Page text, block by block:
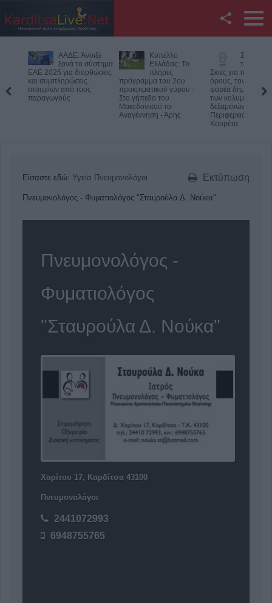
Twitter
YouTube
Αναζήτηση
KarditsaLive.Net
ΑΑΔΕ: Άνοιξε
ξανά το σύστημα
ΕΑΕ 2025 για διορθώσεις
και συμπληρώσεις
στοιχείων από τους
παραγωγούς
Κύπελλο
Ελλάδας: Το
πλήρες
πρόγραμμα του 2ου
προκριματικού γύρου -
Στο γήπεδο του
Μακεδονικού το
Αναγέννηση - Άρης
των
Σκιές για το
όρους, τον τρόπο
φορέα
των κολυμβητικών
δεξαμενών της
Περιφερειακής
Κουρέτα
Εκτύπωση
Είσαστε εδώ: Υγεία Πνευμονολόγοι
Πνευμονολόγος - Φυματιολόγος "Σταυρούλα Δ. Νούκα"
Πνευμονολόγος -
Φυματιολόγος
"Σταυρούλα Δ. Νούκα"
Χαρίτου 17, Καρδίτσα 43100
Πνευμονολόγοι
2441072993
6948755765